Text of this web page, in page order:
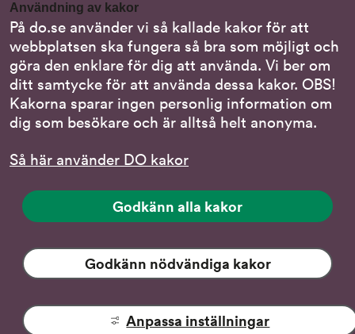
Användning av kakor
På do.se använder vi så kallade kakor för att
webbplatsen ska fungera så bra som möjligt och
göra den enklare för dig att använda. Vi ber om
ditt samtycke för att använda dessa kakor. OBS!
Kakorna sparar ingen personlig information om
dig som besökare och är alltså helt anonyma.
Så här använder DO kakor
Godkänn alla kakor
Godkänn nödvändiga kakor
Anpassa inställningar
Nationella minoritetsspråk
Om DO:s webbplats
Behandling av personuppgifter
Följ oss
DO på LinkedIn
på
LinkedIn,
till
annan
DO på Instagram
(DO
Instagram,
länk
till
annan
webbplats)
(DO
på
Facebook,
till
DO på YouTube
(DO:s
kanal,
länk
Tillgänglighet